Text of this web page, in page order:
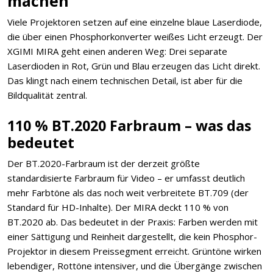
Viele Projektoren setzen auf eine einzelne blaue Laserdiode,
die über einen Phosphorkonverter weißes Licht erzeugt. Der
XGIMI MIRA geht einen anderen Weg: Drei separate
Laserdioden in Rot, Grün und Blau erzeugen das Licht direkt.
Das klingt nach einem technischen Detail, ist aber für die
Bildqualität zentral.
110 % BT.2020 Farbraum – was das
bedeutet
Der BT.2020-Farbraum ist der derzeit größte
standardisierte Farbraum für Video – er umfasst deutlich
mehr Farbtöne als das noch weit verbreitete BT.709 (der
Standard für HD-Inhalte). Der MIRA deckt 110 % von
BT.2020 ab. Das bedeutet in der Praxis: Farben werden mit
einer Sättigung und Reinheit dargestellt, die kein Phosphor-
Projektor in diesem Preissegment erreicht. Grüntöne wirken
lebendiger, Rottöne intensiver, und die Übergänge zwischen